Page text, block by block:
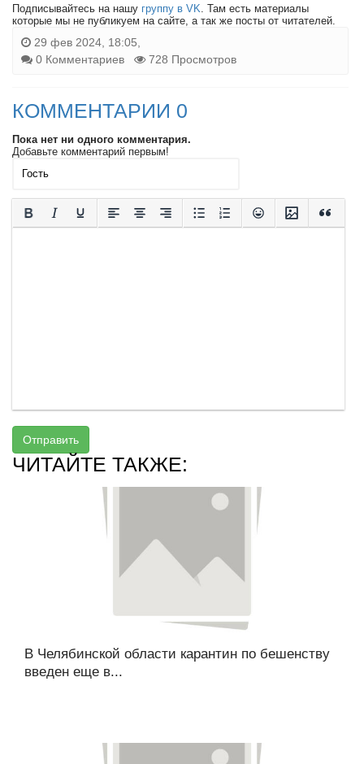
Подписывайтесь на нашу группу в VK . Там есть материалы
которые мы не публикуем на сайте, а так же посты от читателей.
29 фев 2024, 18:05,
0 Комментариев
728 Просмотров
КОММЕНТАРИИ 0
Пока нет ни одного комментария.
Добавьте комментарий первым!
Отправить
ЧИТАЙТЕ ТАКЖЕ:
В Челябинской области карантин по бешенству
введен еще в...